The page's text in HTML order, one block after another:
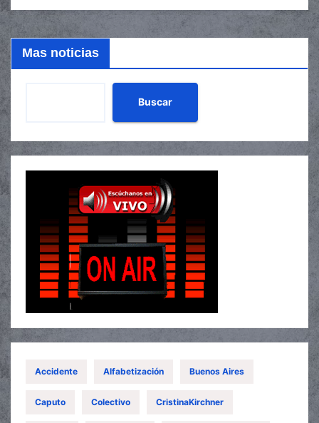
Mas noticias
Buscar
Accidente Alfabetización Buenos Aires
Caputo Colectivo CristinaKirchner